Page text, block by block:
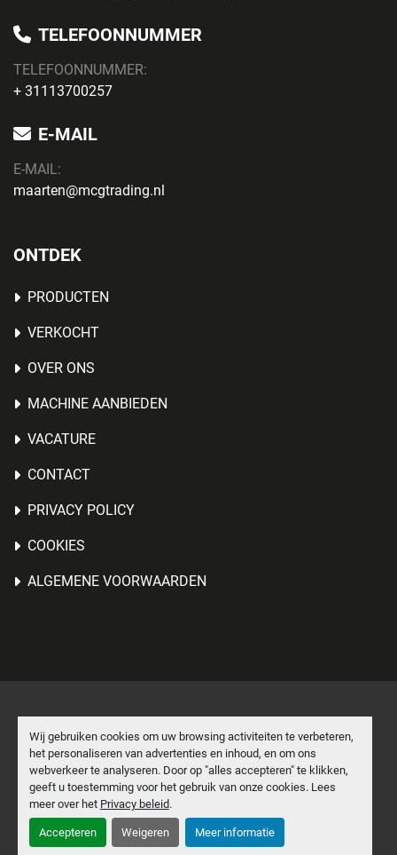
Wij gebruiken cookies om uw browsing activiteiten te verbeteren,
het personaliseren van advertenties en inhoud, en om ons
webverkeer te analyseren. Door op "alles accepteren" te klikken,
geeft u toestemming voor het gebruik van onze cookies. Lees
meer over het Privacy beleid.
Accepteren Weigeren Meer informatie
TELEFOONNUMMER
TELEFOONNUMMER:
+ 31113700257
E-MAIL
E-MAIL:
maarten@mcgtrading.nl
ONTDEK
PRODUCTEN
VERKOCHT
OVER ONS
MACHINE AANBIEDEN
VACATURE
CONTACT
PRIVACY POLICY
COOKIES
ALGEMENE VOORWAARDEN
Cookies beheren
Machinio Systemwebsite doorMachinio